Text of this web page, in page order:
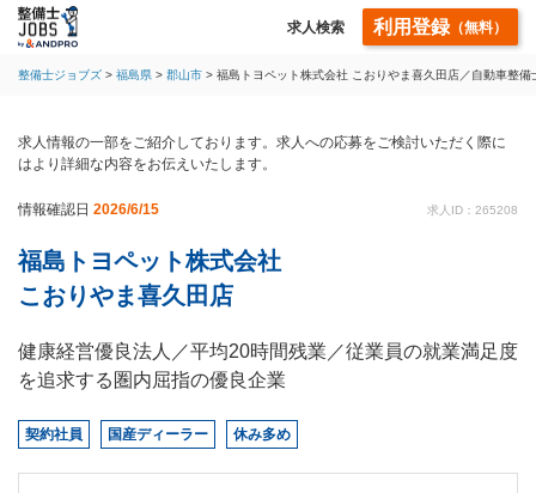
求人検索 利用登録（無料）
整備士ジョブズ 福島県 郡山市 福島トヨペット株式会社 こおりやま喜久田店／自動車整備
求人情報の一部をご紹介しております。求人への応募をご検討いただく際に
はより詳細な内容をお伝えいたします。
情報確認日 2026/6/15 求人ID：265208
福島トヨペット株式会社
こおりやま喜久田店
健康経営優良法人／平均20時間残業／従業員の就業満足度
を追求する圏内屈指の優良企業
契約社員 国産ディーラー 休み多め